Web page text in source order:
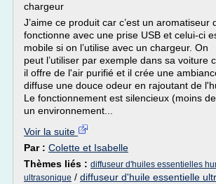
chargeur
J’aime ce produit car c’est un aromatiseur
fonctionne avec une prise USB et celui-ci
mobile si on l’utilise avec un chargeur. On
peut l’utiliser par exemple dans sa voiture
il offre de l'air purifié et il crée une
diffuse une douce odeur en rajoutant de
Le fonctionnement est silencieux (moins
un environnement...
Voir la suite
Par : Colette et Isabelle
Thèmes liés : diffuseur d'huiles essentielles
ultrasonique / diffuseur d'huile essentielle